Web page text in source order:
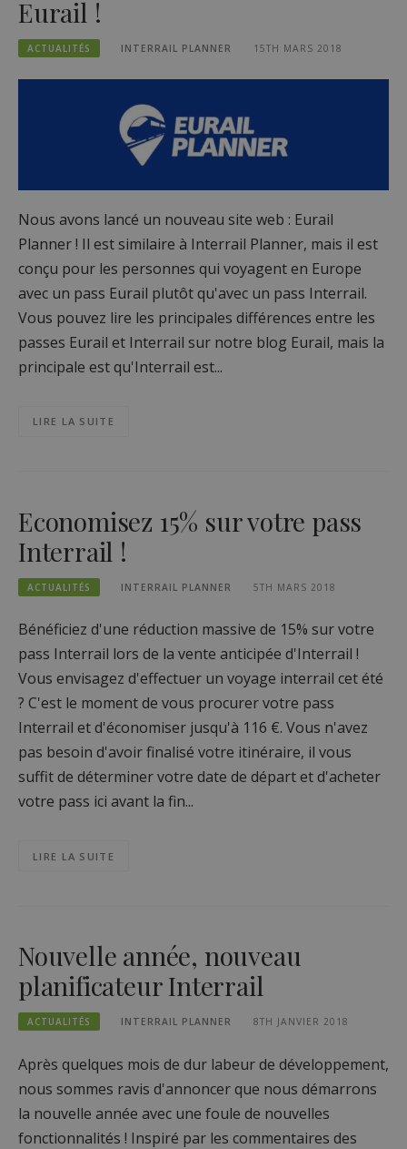
Eurail !
ACTUALITÉS INTERRAIL PLANNER 15TH MARS 2018
Nous avons lancé un nouveau site web : Eurail
Planner ! Il est similaire à Interrail Planner, mais il est
conçu pour les personnes qui voyagent en Europe
avec un pass Eurail plutôt qu'avec un pass Interrail.
Vous pouvez lire les principales différences entre les
passes Eurail et Interrail sur notre blog Eurail, mais la
principale est qu'Interrail est...
LIRE LA SUITE
Economisez 15% sur votre pass
Interrail !
ACTUALITÉS INTERRAIL PLANNER 5TH MARS 2018
Bénéficiez d'une réduction massive de 15% sur votre
pass Interrail lors de la vente anticipée d'Interrail !
Vous envisagez d'effectuer un voyage interrail cet été
? C'est le moment de vous procurer votre pass
Interrail et d'économiser jusqu'à 116 €. Vous n'avez
pas besoin d'avoir finalisé votre itinéraire, il vous
suffit de déterminer votre date de départ et d'acheter
votre pass ici avant la fin...
LIRE LA SUITE
Nouvelle année, nouveau
planificateur Interrail
ACTUALITÉS INTERRAIL PLANNER 8TH JANVIER 2018
Après quelques mois de dur labeur de développement,
nous sommes ravis d'annoncer que nous démarrons
la nouvelle année avec une foule de nouvelles
fonctionnalités ! Inspiré par les commentaires des